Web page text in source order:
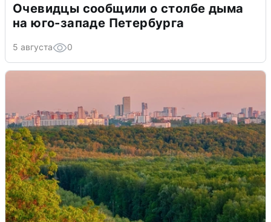
Очевидцы сообщили о столбе дыма
на юго-западе Петербурга
5 августа 0